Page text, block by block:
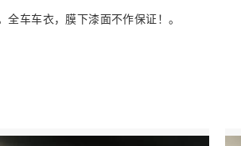
车车衣，膜下漆面不作保证！。